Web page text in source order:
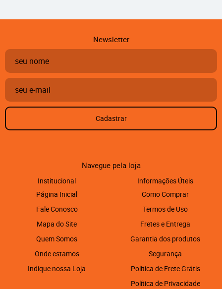
Newsletter
Cadastrar
Navegue pela loja
Institucional
Página Inicial
Fale Conosco
Mapa do Site
Quem Somos
Onde estamos
Indique nossa Loja
Informações Úteis
Como Comprar
Termos de Uso
Fretes e Entrega
Garantia dos produtos
Segurança
Politica de Frete Grátis
Política de Privacidade